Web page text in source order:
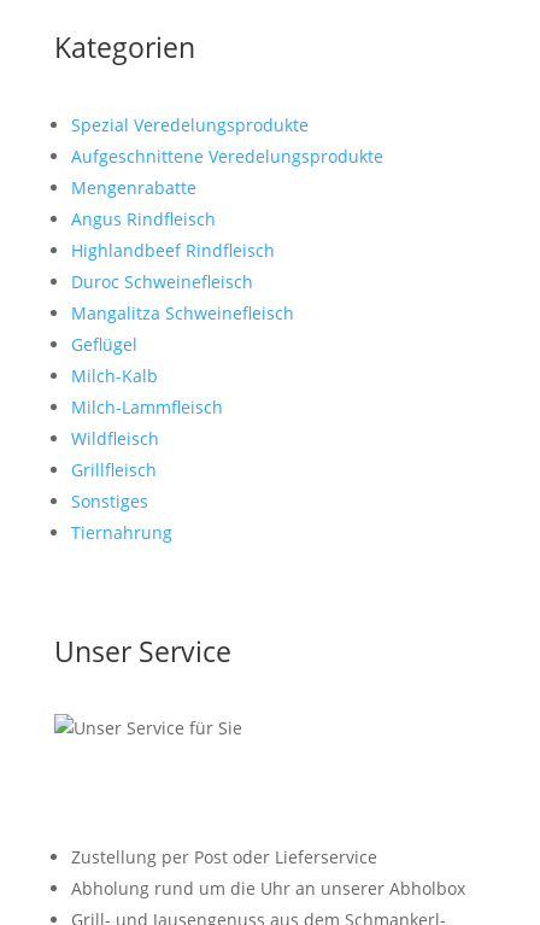
Kategorien
Spezial Veredelungsprodukte
Aufgeschnittene Veredelungsprodukte
Mengenrabatte
Angus Rindfleisch
Highlandbeef Rindfleisch
Duroc Schweinefleisch
Mangalitza Schweinefleisch
Geflügel
Milch-Kalb
Milch-Lammfleisch
Wildfleisch
Grillfleisch
Sonstiges
Tiernahrung
Unser Service
Zustellung per Post oder Lieferservice
Abholung rund um die Uhr an unserer Abholbox
Grill- und Jausengenuss aus dem Schmankerl-